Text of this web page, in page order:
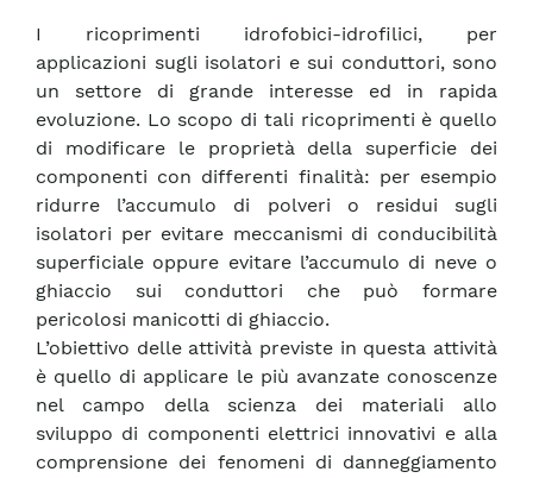
I ricoprimenti idrofobici-idrofilici, per
applicazioni sugli isolatori e sui conduttori, sono
un settore di grande interesse ed in rapida
evoluzione. Lo scopo di tali ricoprimenti è quello
di modificare le proprietà della superficie dei
componenti con differenti finalità: per esempio
ridurre l’accumulo di polveri o residui sugli
isolatori per evitare meccanismi di conducibilità
superficiale oppure evitare l’accumulo di neve o
ghiaccio sui conduttori che può formare
pericolosi manicotti di ghiaccio.
L’obiettivo delle attività previste in questa attività
è quello di applicare le più avanzate conoscenze
nel campo della scienza dei materiali allo
sviluppo di componenti elettrici innovativi e alla
comprensione dei fenomeni di danneggiamento